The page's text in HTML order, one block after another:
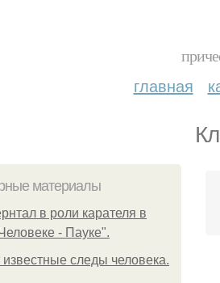
главная
материалы
в роли карателя в
- Пауке".
следы человека.